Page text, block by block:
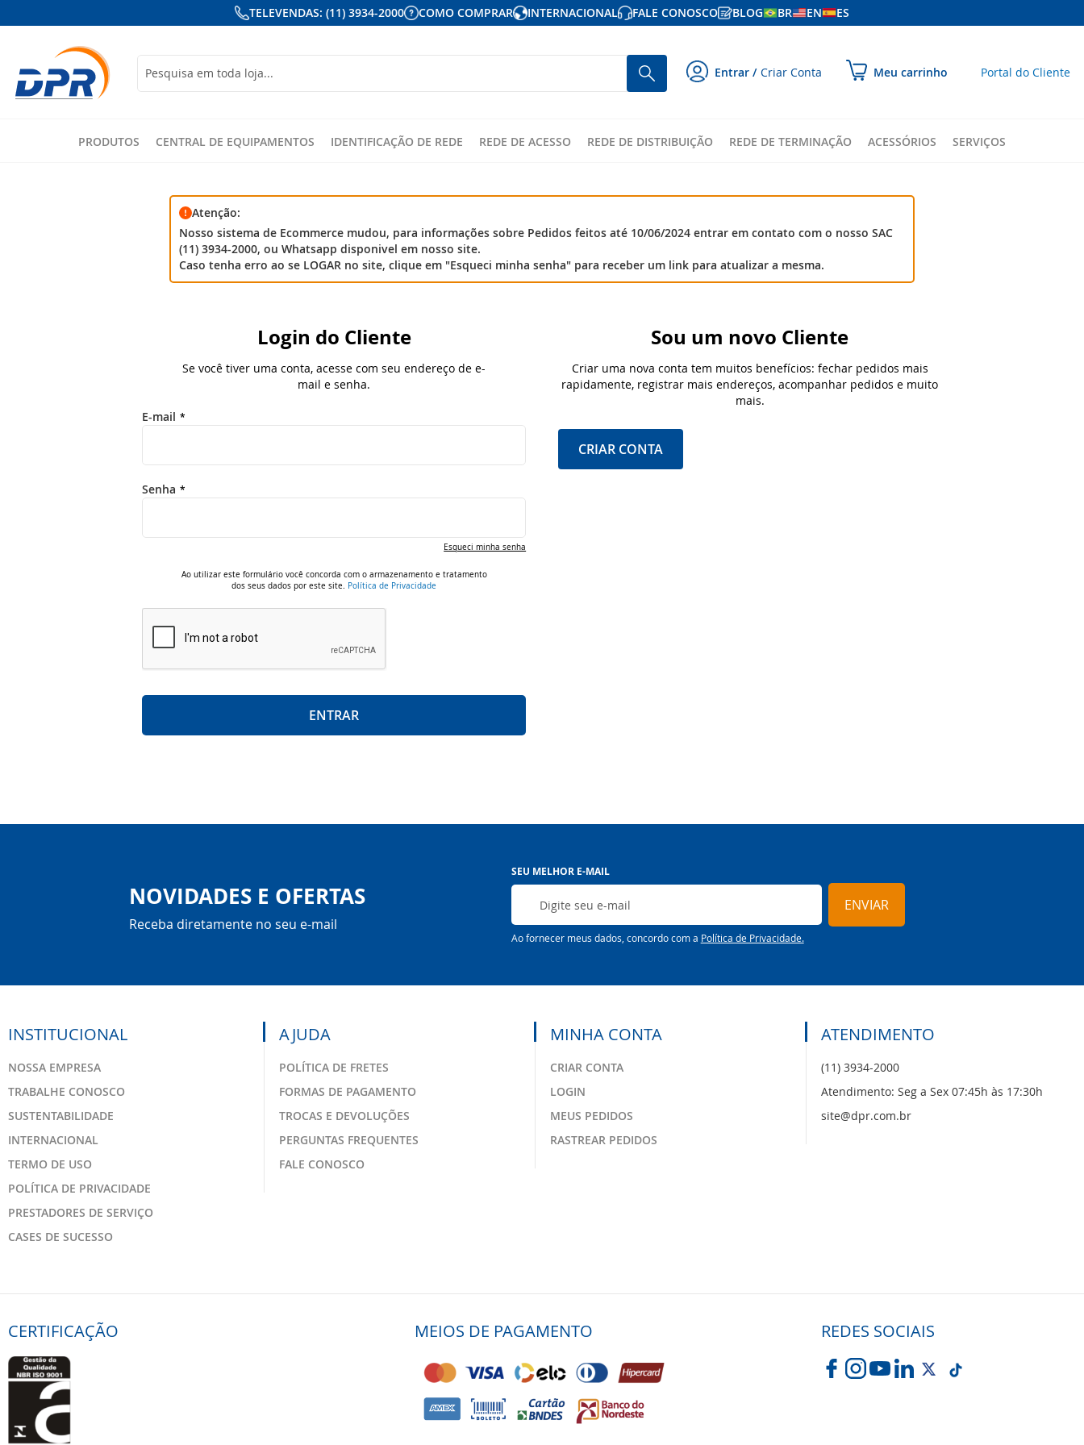
TELEVENDAS: (11) 3934-2000 COMO COMPRAR INTERNACIONAL FALE CONOSCO BLOG BR EN ES
Busca
Busca
Pular
Entrar Criar Conta Meu carrinho Portal do Cliente
PRODUTOS CENTRAL DE EQUIPAMENTOS IDENTIFICAÇÃO DE REDE REDE DE ACESSO REDE DE DISTRIBUIÇÃO REDE DE TERMINAÇÃO ACESSÓRIOS SERVIÇOS
Atenção:
Nosso sistema de Ecommerce mudou, para informações sobre Pedidos feitos até 10/06/2024 entrar em contato com o nosso SAC
(11) 3934-2000, ou Whatsapp disponivel em nosso site.
Caso tenha erro ao se LOGAR no site, clique em "Esqueci minha senha" para receber um link para atualizar a mesma.
Login do Cliente
Se você tiver uma conta, acesse com seu endereço de e-
mail e senha.
E-mail
Senha
Esqueci minha senha
Ao utilizar este formulário você concorda com o armazenamento e tratamento
dos seus dados por este site. Política de Privacidade
ENTRAR
Sou um novo Cliente
Criar uma nova conta tem muitos benefícios: fechar pedidos mais
rapidamente, registrar mais endereços, acompanhar pedidos e muito
mais.
CRIAR CONTA
NOVIDADES E OFERTAS
Receba diretamente no seu e-mail
Inscreva-
se
nossa
Newsletter:
SEU MELHOR E-MAIL
Ao fornecer meus dados, concordo com a Política de Privacidade.
ENVIAR
INSTITUCIONAL
NOSSA EMPRESA
TRABALHE CONOSCO
SUSTENTABILIDADE
INTERNACIONAL
TERMO DE USO
POLÍTICA DE PRIVACIDADE
PRESTADORES DE SERVIÇO
CASES DE SUCESSO
AJUDA
POLÍTICA DE FRETES
FORMAS DE PAGAMENTO
TROCAS E DEVOLUÇÕES
PERGUNTAS FREQUENTES
FALE CONOSCO
MINHA CONTA
CRIAR CONTA
LOGIN
MEUS PEDIDOS
RASTREAR PEDIDOS
ATENDIMENTO
(11) 3934-2000
Atendimento: Seg a Sex 07:45h às 17:30h
site@dpr.com.br
CERTIFICAÇÃO MEIOS DE PAGAMENTO REDES SOCIAIS